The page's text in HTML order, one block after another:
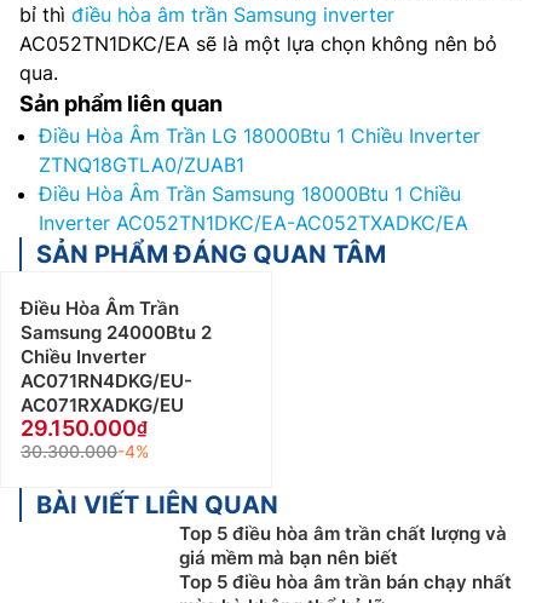
bỉ thì điều hòa âm trần Samsung inverter
AC052TN1DKC/EA sẽ là một lựa chọn không nên bỏ
qua.
Sản phẩm liên quan
Điều Hòa Âm Trần LG 18000Btu 1 Chiều Inverter
ZTNQ18GTLA0/ZUAB1
Điều Hòa Âm Trần Samsung 18000Btu 1 Chiều
Inverter AC052TN1DKC/EA-AC052TXADKC/EA
SẢN PHẨM ĐÁNG QUAN TÂM
Điều Hòa Âm Trần
Samsung 24000Btu 2
Chiều Inverter
AC071RN4DKG/EU-
AC071RXADKG/EU
29.150.000
30.300.000-4%
BÀI VIẾT LIÊN QUAN
Top 5 điều hòa âm trần chất lượng và
giá mềm mà bạn nên biết
Top 5 điều hòa âm trần bán chạy nhất